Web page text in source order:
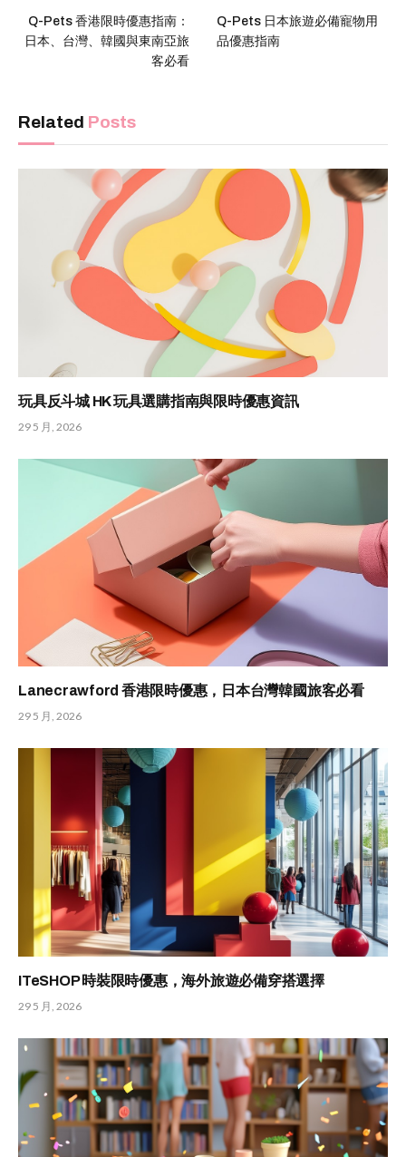
Q-Pets 香港限時優惠指南：
日本、台灣、韓國與東南亞旅
客必看
Q-Pets 日本旅遊必備寵物用
品優惠指南
Related Posts
玩具反斗城 HK 玩具選購指南與限時優惠資訊
29 5 月, 2026
Lanecrawford 香港限時優惠，日本台灣韓國旅客必看
29 5 月, 2026
ITeSHOP 時裝限時優惠，海外旅遊必備穿搭選擇
29 5 月, 2026